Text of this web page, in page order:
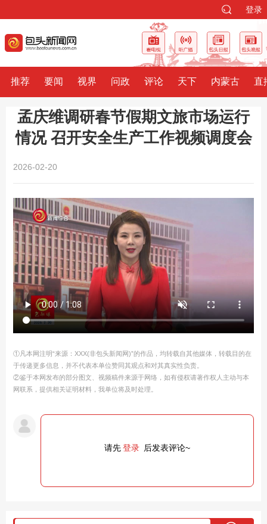
登录
推荐 要闻 视界 问政 评论 天下 内蒙古 直
孟庆维调研春节假期文旅市场运行
情况 召开安全生产工作视频调度会
2026-02-20
①凡本网注明“来源：XXX(非包头新闻网)”的作品，均转载自其他媒体，转载目的在
于传递更多信息，并不代表本单位赞同其观点和对其真实性负责。
②鉴于本网发布的部分图文、视频稿件来源于网络，如有侵权请著作权人主动与本
网联系，提供相关证明材料，我单位将及时处理。
请先登录 后发表评论~